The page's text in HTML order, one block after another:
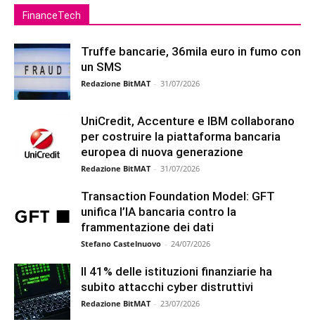
FinanceTech
Truffe bancarie, 36mila euro in fumo con
un SMS
Redazione BitMAT - 31/07/2026
UniCredit, Accenture e IBM collaborano
per costruire la piattaforma bancaria
europea di nuova generazione
Redazione BitMAT - 31/07/2026
Transaction Foundation Model: GFT
unifica l’IA bancaria contro la
frammentazione dei dati
Stefano Castelnuovo - 24/07/2026
Il 41% delle istituzioni finanziarie ha
subito attacchi cyber distruttivi
Redazione BitMAT - 23/07/2026